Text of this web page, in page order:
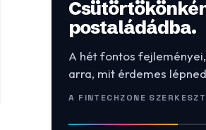
postaládádba.
A hét fontos
arra, mit érdemes
A FINTECHZONE